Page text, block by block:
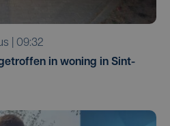
| 09:32
in woning in Sint-